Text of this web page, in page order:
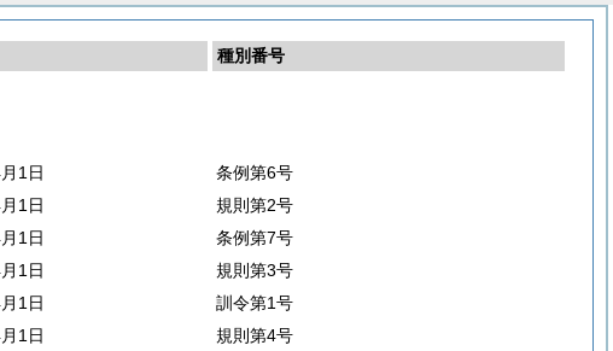
種別番号
1日
条例第6号
1日
規則第2号
1日
条例第7号
1日
規則第3号
1日
訓令第1号
1日
規則第4号